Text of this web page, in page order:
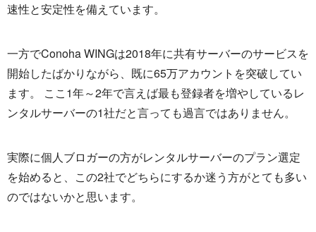
速性と安定性を備えています。
一方でConoha WINGは2018年に共有サーバーのサービスを
開始したばかりながら、既に65万アカウントを突破してい
ます。 ここ1年～2年で言えば最も登録者を増やしているレ
ンタルサーバーの1社だと言っても過言ではありません。
実際に個人ブロガーの方がレンタルサーバーのプラン選定
を始めると、この2社でどちらにするか迷う方がとても多い
のではないかと思います。